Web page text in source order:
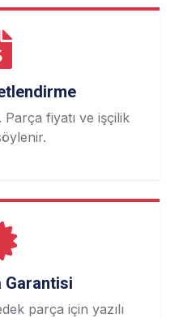
fiyatı ve işçilik
Garantisi
parça için yazılı